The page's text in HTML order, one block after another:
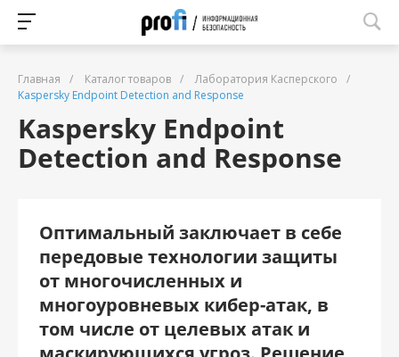
Главная / Каталог товаров / Лаборатория Касперского
/
Kaspersky Endpoint Detection and Response
Kaspersky Endpoint
Detection and Response
Оптимальный заключает в себе
передовые технологии защиты
от многочисленных и
многоуровневых кибер-атак, в
том числе от целевых атак и